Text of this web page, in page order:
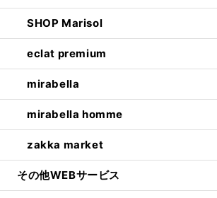
SHOP Marisol
eclat premium
mirabella
mirabella homme
zakka market
その他WEBサービス